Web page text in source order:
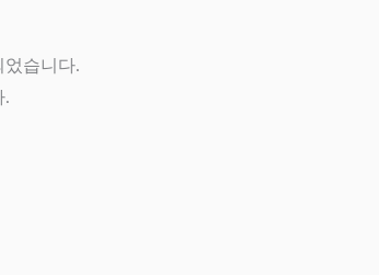
었습니다.
.